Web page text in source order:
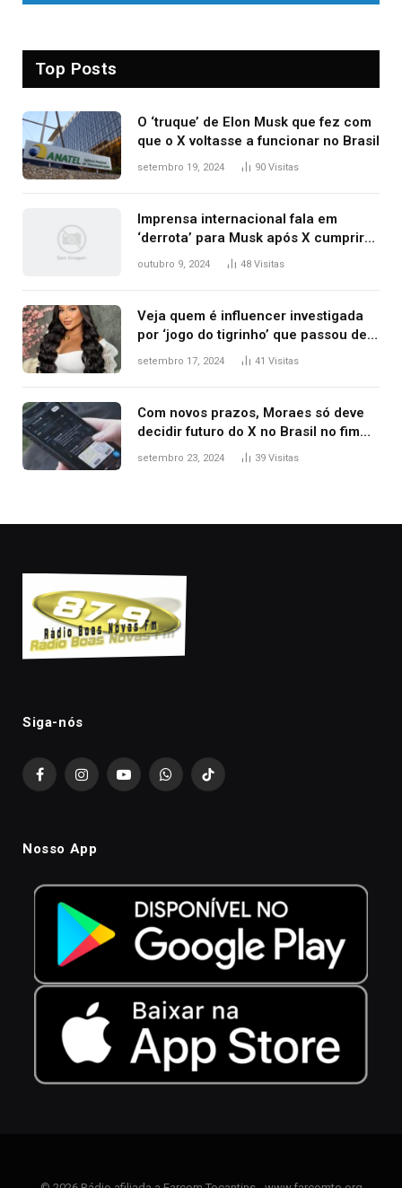
Top Posts
O ‘truque’ de Elon Musk que fez com
que o X voltasse a funcionar no Brasil
setembro 19, 2024 90 Visitas
Imprensa internacional fala em
‘derrota’ para Musk após X cumprir
ordens e ser liberado; veja
outubro 9, 2024 48 Visitas
Veja quem é influencer investigada
por ‘jogo do tigrinho’ que passou de
manicure a milionária com
setembro 17, 2024 41 Visitas
Com novos prazos, Moraes só deve
decidir futuro do X no Brasil no fim
desta semana; entenda
setembro 23, 2024 39 Visitas
Siga-nós
FacebookInstagramYouTubeWhatsAppTikTok
Nosso App